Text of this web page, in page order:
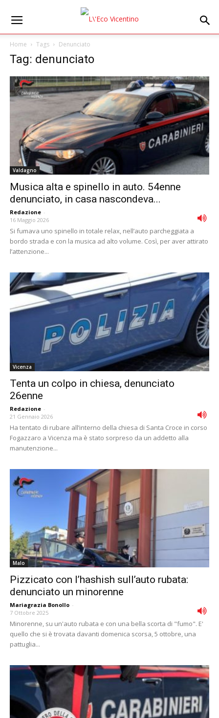
Home Tags Denunciato
Tag: denunciato
Valdagno
Musica alta e spinello in auto. 54enne
denunciato, in casa nascondeva...
Redazione -
16 Maggio 2026
Si fumava uno spinello in totale relax, nell’auto parcheggiata a
bordo strada e con la musica ad alto volume. Così, per aver attirato
l’attenzione...
Vicenza
Tenta un colpo in chiesa, denunciato
26enne
Redazione -
21 Gennaio 2026
Ha tentato di rubare all’interno della chiesa di Santa Croce in corso
Fogazzaro a Vicenza ma è stato sorpreso da un addetto alla
manutenzione...
Malo
Pizzicato con l’hashish sull’auto rubata:
denunciato un minorenne
Mariagrazia Bonollo -
7 Ottobre 2025
Minorenne, su un'auto rubata e con una bella scorta di "fumo". E'
quello che si è trovata davanti domenica scorsa, 5 ottobre, una
pattuglia...